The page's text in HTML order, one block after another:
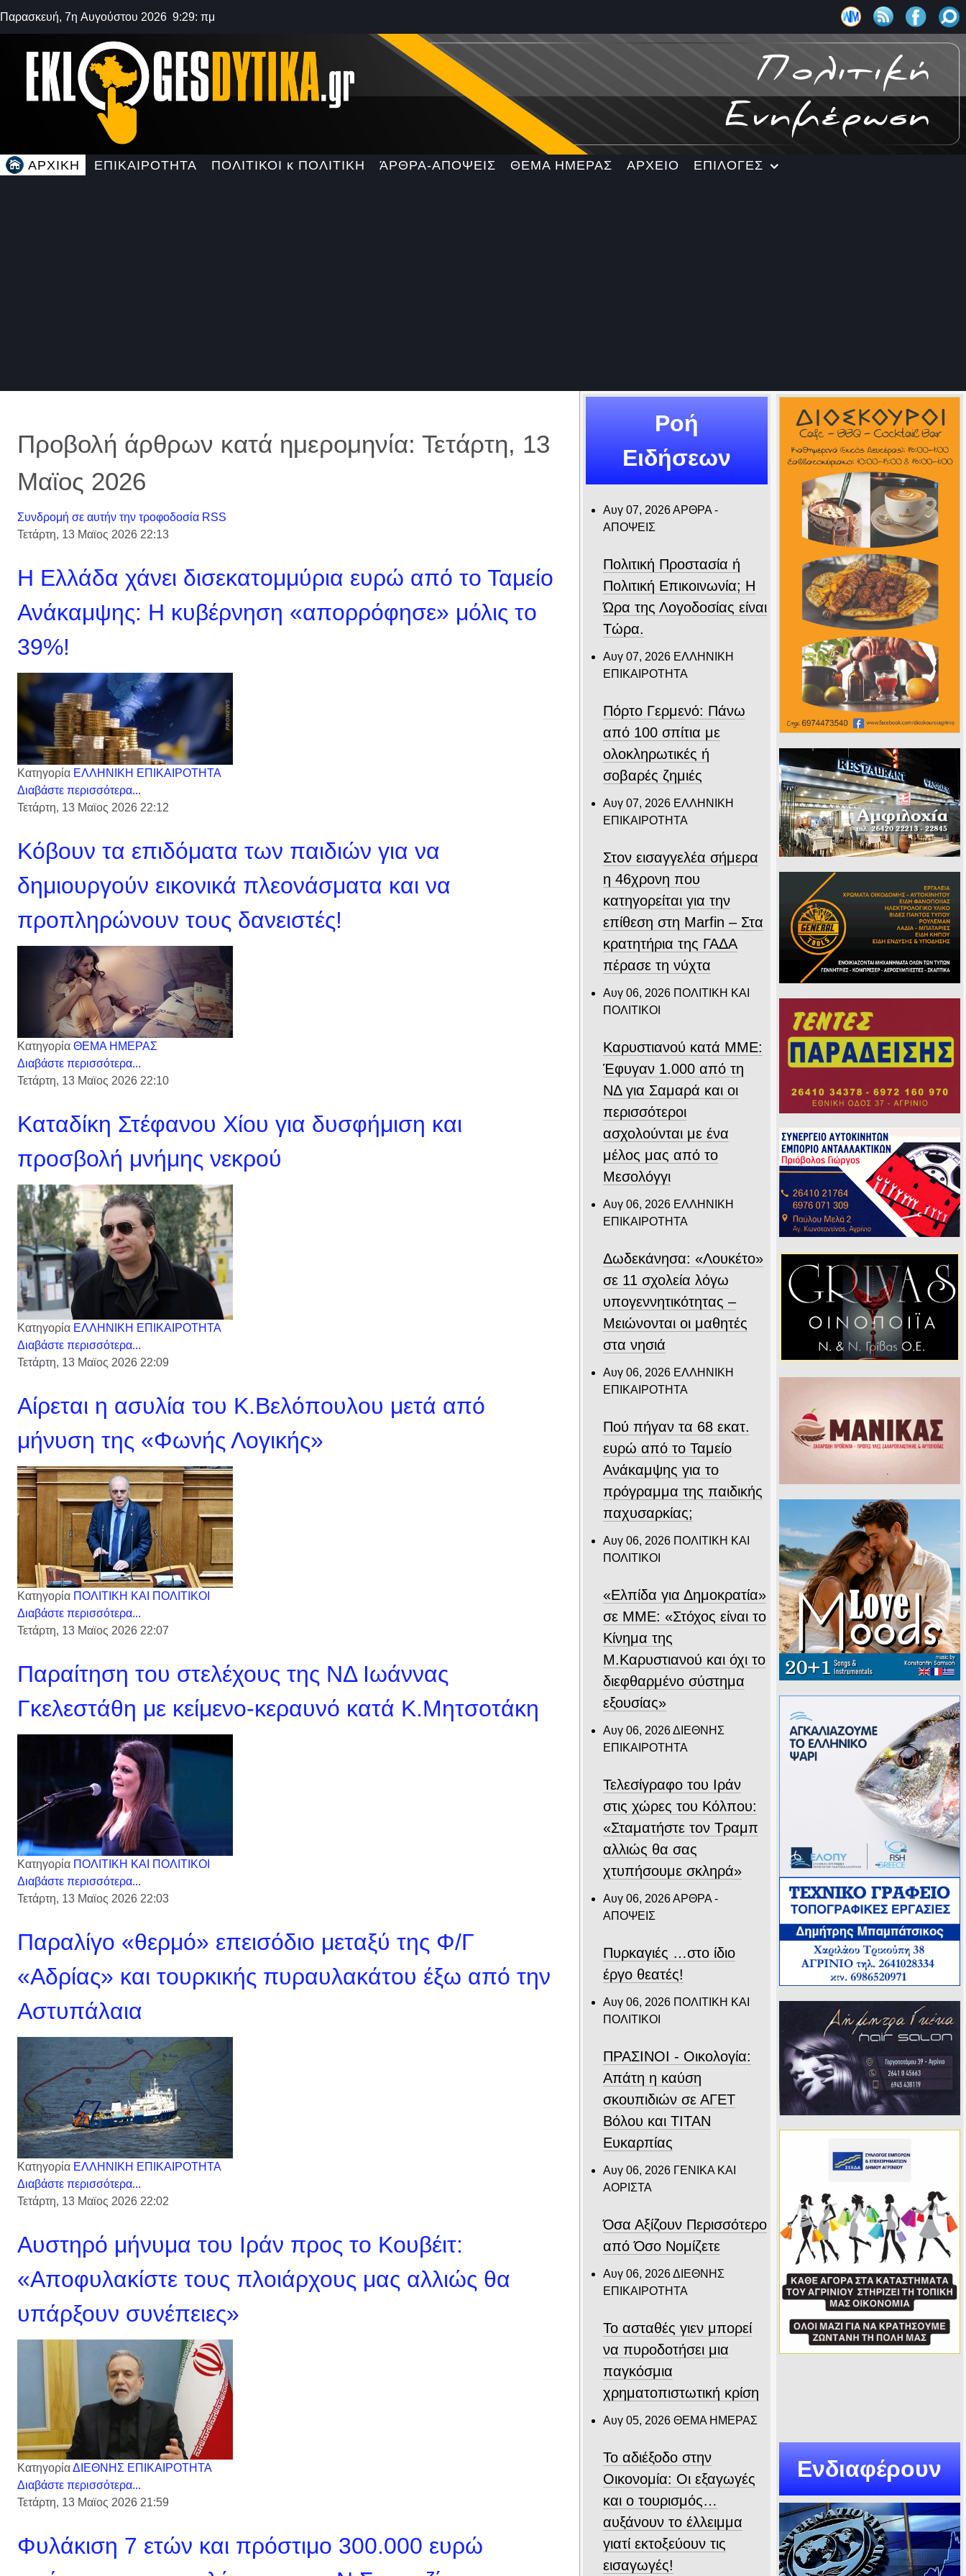
Παρασκευή, 7η Αυγούστου 2026 9:29: πμ
ΑΡΧΙΚΗ ΕΠΙΚΑΙΡΟΤΗΤΑ ΠΟΛΙΤΙΚΟΙ κ ΠΟΛΙΤΙΚΗ ΆΡΘΡΑ-ΑΠΟΨΕΙΣ ΘΕΜΑ ΗΜΕΡΑΣ ΑΡΧΕΙΟ ΕΠΙΛΟΓΕΣ
Προβολή άρθρων κατά ημερομηνία: Τετάρτη, 13
Μαϊος 2026
Συνδρομή σε αυτήν την τροφοδοσία RSS
Τετάρτη, 13 Μαϊος 2026 22:13
Η Ελλάδα χάνει δισεκατομμύρια ευρώ από το Ταμείο
Ανάκαμψης: Η κυβέρνηση «απορρόφησε» μόλις το
39%!
Κατηγορία ΕΛΛΗΝΙΚΗ ΕΠΙΚΑΙΡΟΤΗΤΑ
Διαβάστε περισσότερα...
Τετάρτη, 13 Μαϊος 2026 22:12
Κόβουν τα επιδόματα των παιδιών για να
δημιουργούν εικονικά πλεονάσματα και να
προπληρώνουν τους δανειστές!
Κατηγορία ΘΕΜΑ ΗΜΕΡΑΣ
Διαβάστε περισσότερα...
Τετάρτη, 13 Μαϊος 2026 22:10
Καταδίκη Στέφανου Χίου για δυσφήμιση και
προσβολή μνήμης νεκρού
Κατηγορία ΕΛΛΗΝΙΚΗ ΕΠΙΚΑΙΡΟΤΗΤΑ
Διαβάστε περισσότερα...
Τετάρτη, 13 Μαϊος 2026 22:09
Αίρεται η ασυλία του Κ.Βελόπουλου μετά από
μήνυση της «Φωνής Λογικής»
Κατηγορία ΠΟΛΙΤΙΚΗ ΚΑΙ ΠΟΛΙΤΙΚΟΙ
Διαβάστε περισσότερα...
Τετάρτη, 13 Μαϊος 2026 22:07
Παραίτηση του στελέχους της ΝΔ Ιωάννας
Γκελεστάθη με κείμενο-κεραυνό κατά Κ.Μητσοτάκη
Κατηγορία ΠΟΛΙΤΙΚΗ ΚΑΙ ΠΟΛΙΤΙΚΟΙ
Διαβάστε περισσότερα...
Τετάρτη, 13 Μαϊος 2026 22:03
Παραλίγο «θερμό» επεισόδιο μεταξύ της Φ/Γ
«Αδρίας» και τουρκικής πυραυλακάτου έξω από την
Αστυπάλαια
Κατηγορία ΕΛΛΗΝΙΚΗ ΕΠΙΚΑΙΡΟΤΗΤΑ
Διαβάστε περισσότερα...
Τετάρτη, 13 Μαϊος 2026 22:02
Αυστηρό μήνυμα του Ιράν προς το Κουβέιτ:
«Αποφυλακίστε τους πλοιάρχους μας αλλιώς θα
υπάρξουν συνέπειες»
ΚατηγορίαΔΙΕΘΝΗΣ ΕΠΙΚΑΙΡΟΤΗΤΑ
Διαβάστε περισσότερα...
Τετάρτη, 13 Μαϊος 2026 21:59
Φυλάκιση 7 ετών και πρόστιμο 300.000 ευρώ
Ροή
Ειδήσεων
Αυγ 07, 2026ΑΡΘΡΑ -
ΑΠΟΨΕΙΣ
Πολιτική Προστασία ή
Πολιτική Επικοινωνία; Η
Ώρα της Λογοδοσίας είναι
Τώρα.
Αυγ 07, 2026 ΕΛΛΗΝΙΚΗ
ΕΠΙΚΑΙΡΟΤΗΤΑ
Πόρτο Γερμενό: Πάνω
από 100 σπίτια με
ολοκληρωτικές ή
σοβαρές ζημιές
Αυγ 07, 2026 ΕΛΛΗΝΙΚΗ
ΕΠΙΚΑΙΡΟΤΗΤΑ
Στον εισαγγελέα σήμερα
η 46χρονη που
κατηγορείται για την
επίθεση στη Marfin – Στα
κρατητήρια της ΓΑΔΑ
πέρασε τη νύχτα
Αυγ 06, 2026 ΠΟΛΙΤΙΚΗ ΚΑΙ
ΠΟΛΙΤΙΚΟΙ
Καρυστιανού κατά ΜΜΕ:
Έφυγαν 1.000 από τη
ΝΔ για Σαμαρά και οι
περισσότεροι
ασχολούνται με ένα
μέλος μας από το
Μεσολόγγι
Αυγ 06, 2026 ΕΛΛΗΝΙΚΗ
ΕΠΙΚΑΙΡΟΤΗΤΑ
Δωδεκάνησα: «Λουκέτο»
σε 11 σχολεία λόγω
υπογεννητικότητας –
Μειώνονται οι μαθητές
στα νησιά
Αυγ 06, 2026 ΕΛΛΗΝΙΚΗ
ΕΠΙΚΑΙΡΟΤΗΤΑ
Πού πήγαν τα 68 εκατ.
ευρώ από το Ταμείο
Ανάκαμψης για το
πρόγραμμα της παιδικής
παχυσαρκίας;
Αυγ 06, 2026 ΠΟΛΙΤΙΚΗ ΚΑΙ
ΠΟΛΙΤΙΚΟΙ
«Ελπίδα για Δημοκρατία»
σε ΜΜΕ: «Στόχος είναι το
Κίνημα της
Μ.Καρυστιανού και όχι το
διεφθαρμένο σύστημα
εξουσίας»
Αυγ 06, 2026ΔΙΕΘΝΗΣ
ΕΠΙΚΑΙΡΟΤΗΤΑ
Τελεσίγραφο του Ιράν
στις χώρες του Κόλπου:
«Σταματήστε τον Τραμπ
αλλιώς θα σας
χτυπήσουμε σκληρά»
Αυγ 06, 2026ΑΡΘΡΑ -
ΑΠΟΨΕΙΣ
Πυρκαγιές …στο ίδιο
έργο θεατές!
Αυγ 06, 2026 ΠΟΛΙΤΙΚΗ ΚΑΙ
ΠΟΛΙΤΙΚΟΙ
ΠΡΑΣΙΝΟΙ - Οικολογία:
Απάτη η καύση
σκουπιδιών σε ΑΓΕΤ
Βόλου και ΤΙΤΑΝ
Ευκαρπίας
Αυγ 06, 2026 ΓΕΝΙΚΑ ΚΑΙ
ΑΟΡΙΣΤΑ
Όσα Αξίζουν Περισσότερο
από Όσο Νομίζετε
Αυγ 06, 2026ΔΙΕΘΝΗΣ
ΕΠΙΚΑΙΡΟΤΗΤΑ
Το ασταθές γιεν μπορεί
να πυροδοτήσει μια
παγκόσμια
χρηματοπιστωτική κρίση
Αυγ 05, 2026 ΘΕΜΑ ΗΜΕΡΑΣ
Το αδιέξοδο στην
Οικονομία: Οι εξαγωγές
και ο τουρισμός…
αυξάνουν το έλλειμμα
γιατί εκτοξεύουν τις
εισαγωγές!
Ενδιαφέρουν